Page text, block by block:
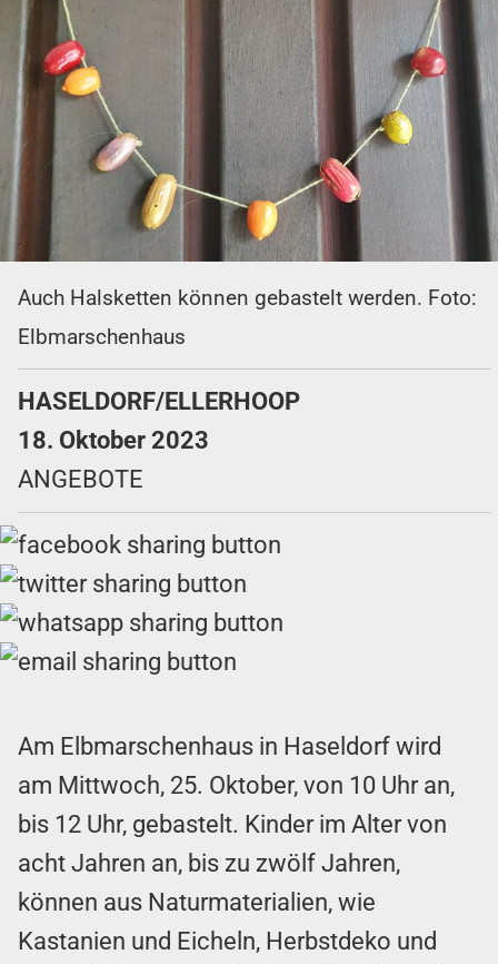
Auch Halsketten können gebastelt werden. Foto:
Elbmarschenhaus
HASELDORF/ELLERHOOP
18. Oktober 2023
ANGEBOTE
Am Elbmarschenhaus in Haseldorf wird
am Mittwoch, 25. Oktober, von 10 Uhr an,
bis 12 Uhr, gebastelt. Kinder im Alter von
acht Jahren an, bis zu zwölf Jahren,
können aus Naturmaterialien, wie
Kastanien und Eicheln, Herbstdeko und